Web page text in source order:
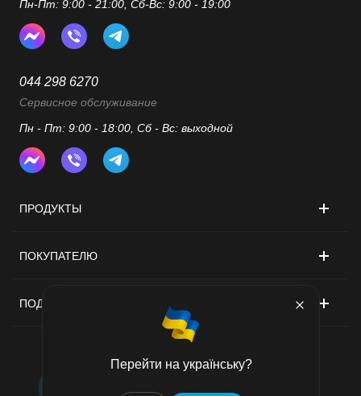
Перейти на українську?
ПРОДУКТЫ
ПОКУПАТЕЛЮ
ПОДДЕРЖКА
Пн-Пт: 9:00 - 21:00, Сб-Вс: 9:00 - 19:00
044 298 6270
Сервисное обслуживание
Пн - Пт: 9:00 - 18:00, Сб - Вс: выходной